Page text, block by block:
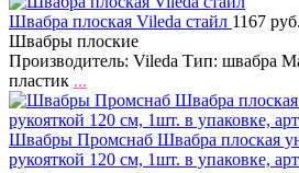
Швабра плоская Vileda стайл 1167 руб.
Швабры плоские
Производитель: Vileda Тип: швабра
пластик ...
Швабры Промснаб Швабра плоская
рукояткой 120 см, 1шт. в упаковке,